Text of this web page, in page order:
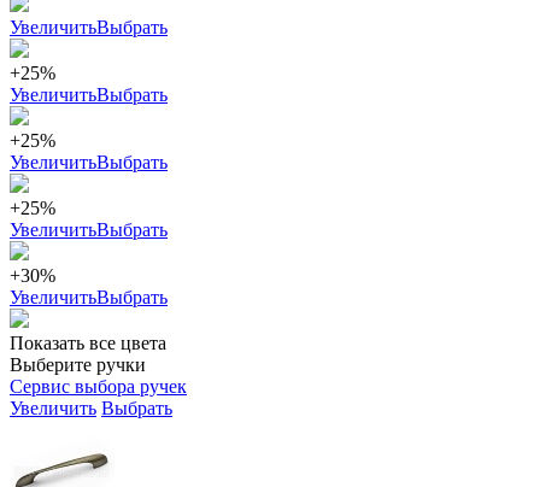
УвеличитьВыбрать
+25%
УвеличитьВыбрать
+25%
УвеличитьВыбрать
+25%
УвеличитьВыбрать
+30%
УвеличитьВыбрать
Показать все цвета
Выберите ручки
Сервис выбора ручек
Увеличить Выбрать